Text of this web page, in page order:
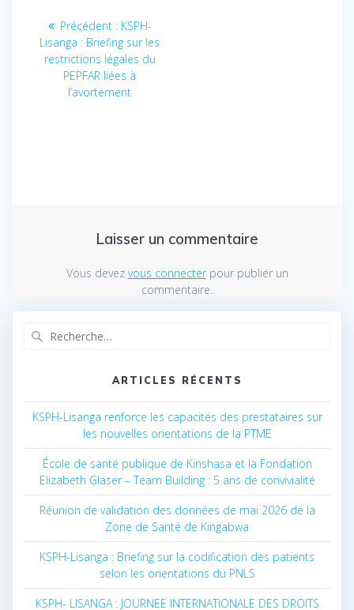
Navigation
l’article
Précédent : Article
précédent
:
KSPH-
Lisanga : Briefing sur les
restrictions légales du
PEPFAR liées à
l’avortement
Laisser un commentaire
Vous devez vous connecterpour publier un
commentaire.
ARTICLES RÉCENTS
KSPH-Lisanga renforce les capacités des prestataires sur
les nouvelles orientations de la PTME
École de santé publique de Kinshasa et la Fondation
Elizabeth Glaser – Team Building : 5 ans de convivialité
Réunion de validation des données de mai 2026 de la
Zone de Santé de Kingabwa
KSPH-Lisanga : Briefing sur la codification des patients
selon les orientations du PNLS
KSPH- LISANGA : JOURNEE INTERNATIONALE DES DROITS